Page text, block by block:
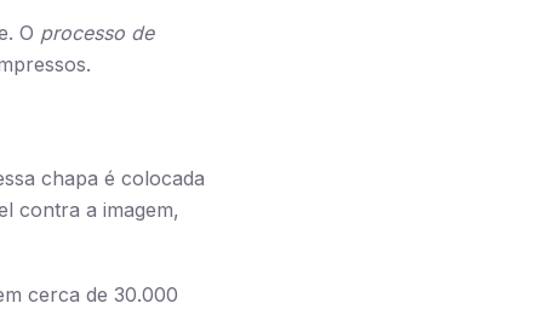
O processo de
chapa é colocada
contra a imagem,
cerca de 30.000